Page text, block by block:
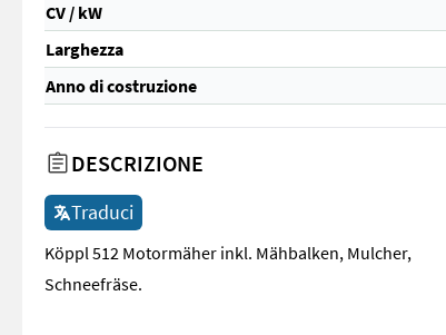
CV / kW
Larghezza
Anno di costruzione
DESCRIZIONE
Traduci
Köppl 512 Motormäher inkl. Mähbalken, Mulcher,
Schneefräse.